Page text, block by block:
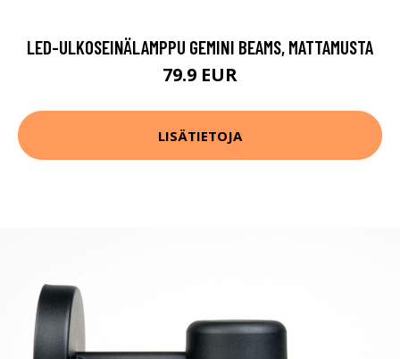
LED-ULKOSEINÄLAMPPU GEMINI BEAMS, MATTAMUSTA
79.9 EUR
LISÄTIETOJA